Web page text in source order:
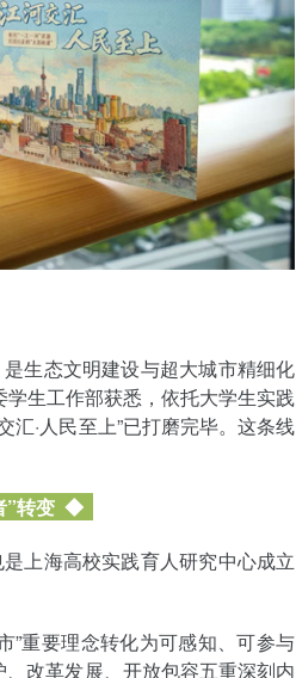
生态文明建设与超大城市精细化
生工作部获悉，依托大学生实践
汇·人民至上”已打磨完毕。这条线
转变 ◆
上海高校实践育人研究中心成立
”重要理念转化为可感知、可参与
改革发展、开放包容五重深刻内